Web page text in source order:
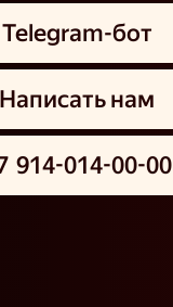
Telegram-бот
Написать нам
914-014-00-00